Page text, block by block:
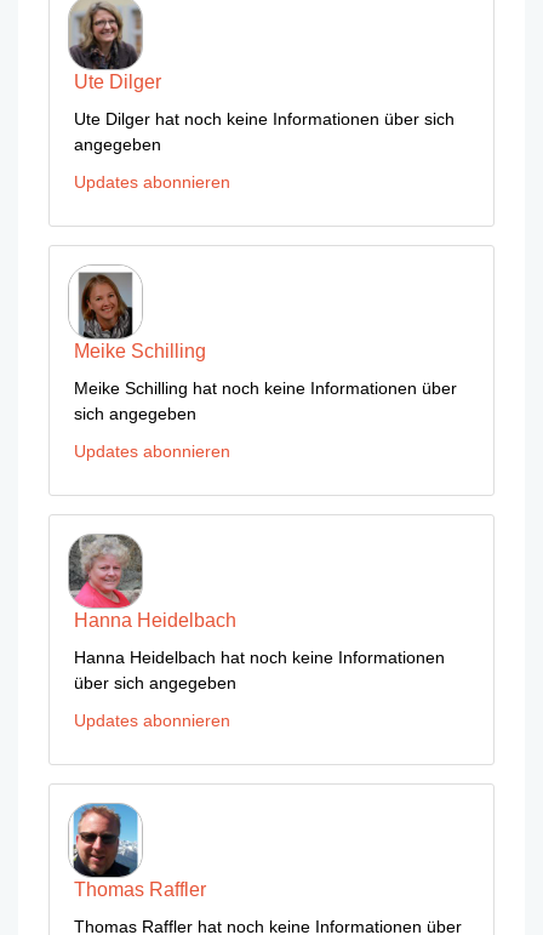
Ute Dilger
Ute Dilger hat noch keine Informationen über sich
angegeben
Updates abonnieren
Meike Schilling
Meike Schilling hat noch keine Informationen über
sich angegeben
Updates abonnieren
Hanna Heidelbach
Hanna Heidelbach hat noch keine Informationen
über sich angegeben
Updates abonnieren
Thomas Raffler
Thomas Raffler hat noch keine Informationen über